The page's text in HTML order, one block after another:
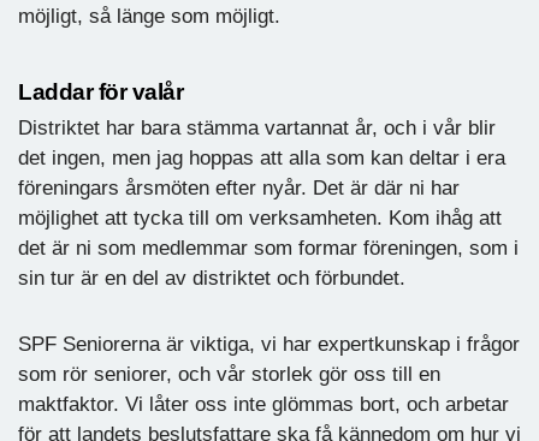
möjligt, så länge som möjligt.
Laddar för valår
Distriktet har bara stämma vartannat år, och i vår blir
det ingen, men jag hoppas att alla som kan deltar i era
föreningars årsmöten efter nyår. Det är där ni har
möjlighet att tycka till om verksamheten. Kom ihåg att
det är ni som medlemmar som formar föreningen, som i
sin tur är en del av distriktet och förbundet.
SPF Seniorerna är viktiga, vi har expertkunskap i frågor
som rör seniorer, och vår storlek gör oss till en
maktfaktor. Vi låter oss inte glömmas bort, och arbetar
för att landets beslutsfattare ska få kännedom om hur vi